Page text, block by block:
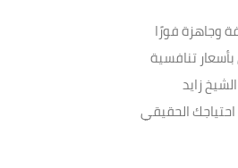
وجاهزة فورًا
تنافسية
زايد
الحقيقي